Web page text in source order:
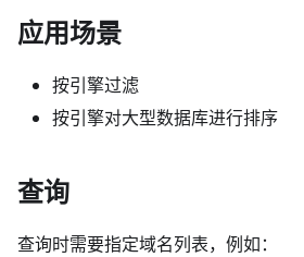
应用场景
按引擎过滤
按引擎对大型数据库进行排序
查询
查询时需要指定域名列表，例如：